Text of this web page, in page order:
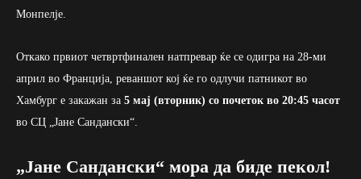
Монпелје.
Откако првиот четвртфинален натпревар ќе се одигра на 28-ми
април во Франција, реваншот кој ќе го одлучи патникот во
Хамбург е закажан за 5 мај (вторник) со почеток во 20:45 часот
во СЦ „Јане Сандански“.
„Јане Сандански“ мора да биде пекол!